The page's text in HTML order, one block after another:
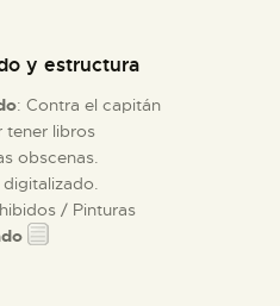
y estructura
: Contra el capitán
tener libros
obscenas.
/ Pinturas